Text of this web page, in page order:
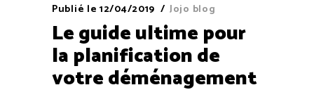
Publié le 12/04/2019 Jojo blog
Le guide ultime pour
la planification de
votre déménagement